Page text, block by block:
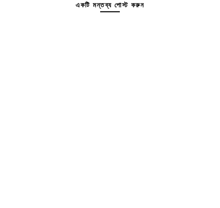
একটি মন্তব্য পোস্ট করুন